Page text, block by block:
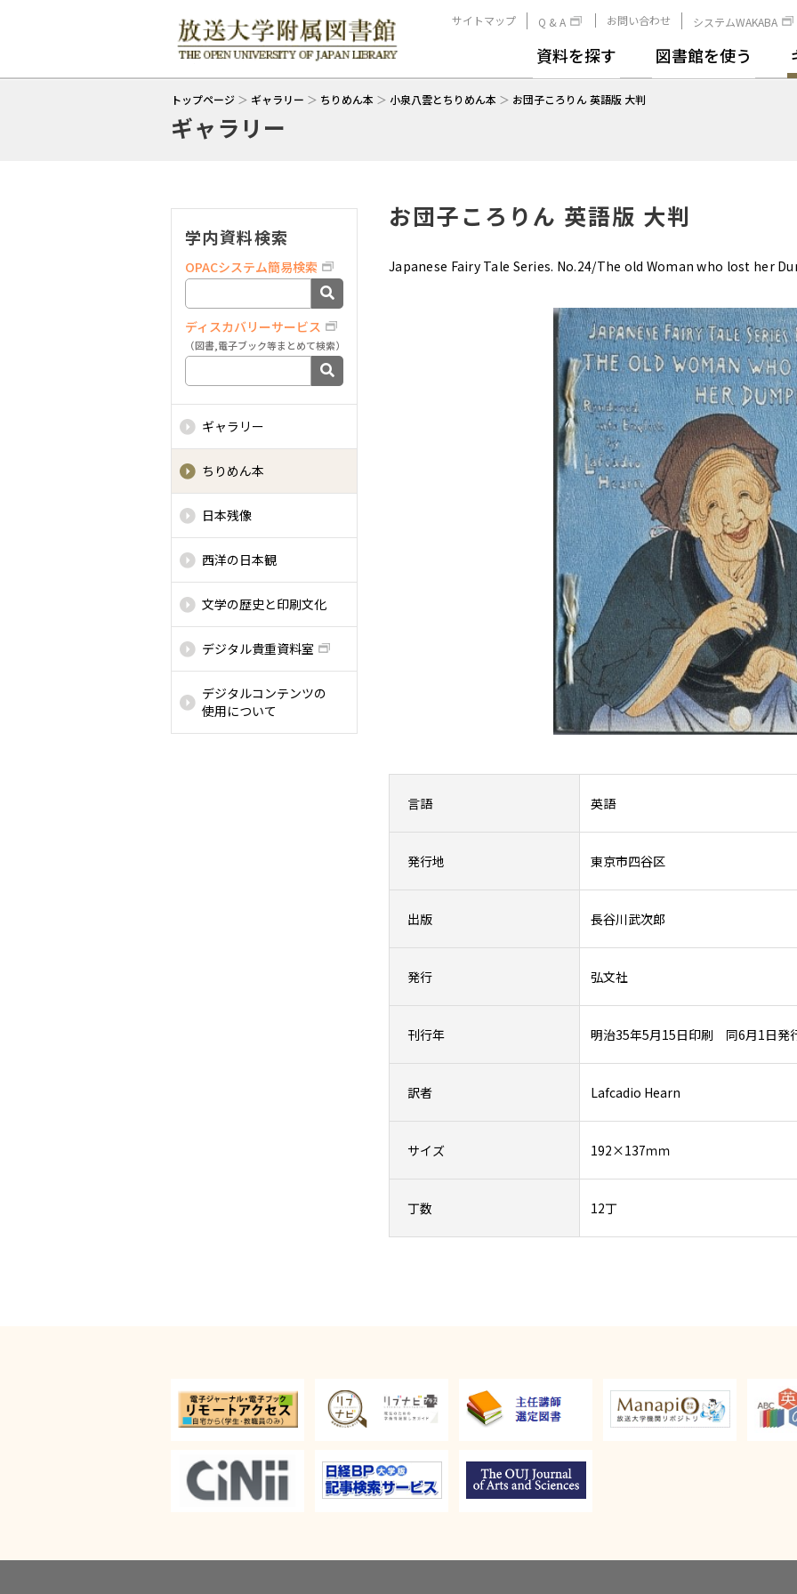
サイトマップ Q & A お問い合わせ システムWAKABA
資料を探す 図書館を使う
トップページ ＞ ギャラリー ＞ ちりめん本 ＞ 小泉八雲とちりめん本 ＞ お団子ころりん 英語版 大判
ギャラリー
お団子ころりん 英語版 大判
Japanese Fairy Tale Series. No.24/The old Woman who lost her
言語 英語
発行地 東京市四谷区
出版 長谷川武次郎
発行 弘文社
刊行年 明治35年5月15日印刷 同6月1日発
訳者 Lafcadio Hearn
サイズ 192×137ｍｍ
丁数 12丁
学内資料検索
OPACシステム簡易検索
ディスカバリーサービス
（図書,電子ブック等まとめて検索）
ギャラリー
ちりめん本
日本残像
西洋の日本観
文学の歴史と印刷文化
デジタル貴重資料室
デジタルコンテンツの
使用について